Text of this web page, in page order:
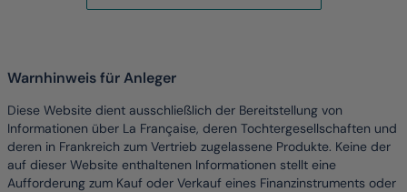
Warnhinweis für Anleger
Diese Website dient ausschließlich der Bereitstellung von
Informationen über La Française, deren Tochtergesellschaften und
deren in Frankreich zum Vertrieb zugelassene Produkte. Keine der
auf dieser Website enthaltenen Informationen stellt eine
Aufforderung zum Kauf oder Verkauf eines Finanzinstruments oder